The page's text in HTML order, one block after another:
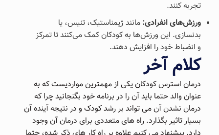
تجربه کنند.
ورزش‌های انفرادی: مانند ژیمناستیک، تنیس، یا
بدنسازی. این ورزش‌ها به کودکان کمک می‌کنند تا تمرکز
و انضباط خود را افزایش دهند.
کلام آخر
درمان استرس کودکان یکی از مهمترین مواردیست که به
عنوان والد حتما باید آن را در برنامه خود بگنجانید چرا که
درمان نشدن آن می تواند بر رشد کودک و در نتیجه آینده آن
بسیار تاثیر بگذارد. راه های متعددی برای درمان آن وجود